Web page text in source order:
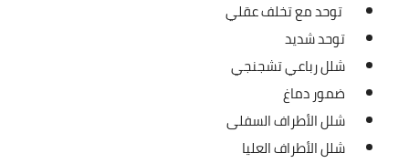
توحد مع تخلف عقلي
توحد شديد
شلل رباعي تشجنجي
ضمور دماغ
شلل الأطراف السفلى
شلل الأطراف العليا